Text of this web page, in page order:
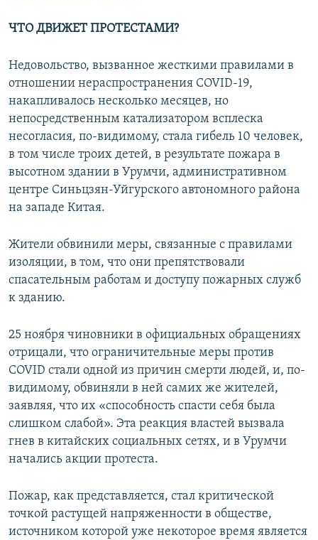
ЧТО ДВИЖЕТ ПРОТЕСТАМИ?
Недовольство, вызванное жесткими правилами в
отношении нераспространения COVID-19,
накапливалось несколько месяцев, но
непосредственным катализатором всплеска
несогласия, по-видимому, стала гибель 10 человек,
в том числе троих детей, в результате пожара в
высотном здании в Урумчи, административном
центре Синьцзян-Уйгурского автономного района
на западе Китая.
Жители обвинили меры, связанные с правилами
изоляции, в том, что они препятствовали
спасательным работам и доступу пожарных служб
к зданию.
25 ноября чиновники в официальных обращениях
отрицали, что ограничительные меры против
COVID стали одной из причин смерти людей, и, по-
видимому, обвиняли в ней самих же жителей,
заявляя, что их «способность спасти себя была
слишком слабой». Эта реакция властей вызвала
гнев в китайских социальных сетях, и в Урумчи
начались акции протеста.
Пожар, как представляется, стал критической
точкой растущей напряженности в обществе,
источником которой уже некоторое время является